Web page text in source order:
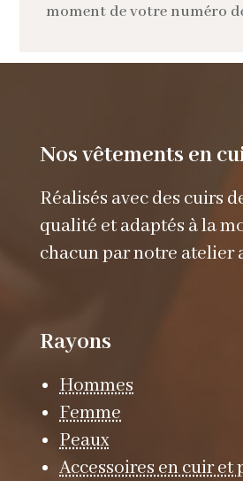
moment de votre numéro
Nos vêtements en
Réalisés avec des cuirs
qualité et adaptés à la
chacun par notre atelier
Rayons
Hommes
Femme
Peaux
Accessoires en cuir et